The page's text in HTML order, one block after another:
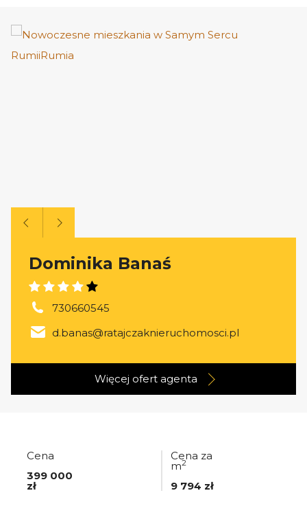
Dominika Banaś
730660545
d.banas@ratajczaknieruchomosci.pl
Więcej ofert agenta
Cena
399 000
zł
Cena za
m2
9 794 zł